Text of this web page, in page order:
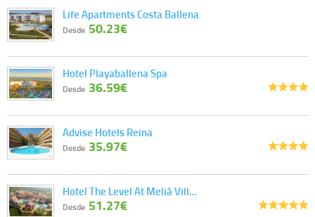
Life Apartments Costa Ballena
Desde 50.23€
Hotel Playaballena Spa
Desde 36.59€
Advise Hotels Reina
Desde 35.97€
Hotel The Level At Meliá Vill…
Desde 51.27€